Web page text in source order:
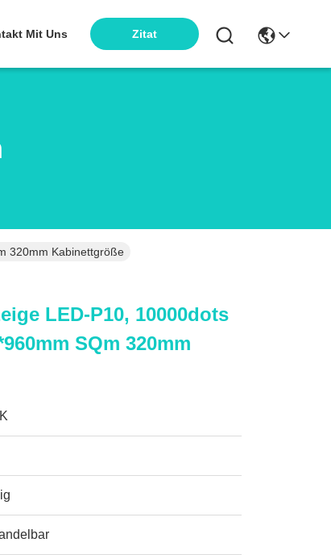
Mit Uns Zitat
320mm Kabinettgröße
LED-P10, 10000dots
SQm 320mm